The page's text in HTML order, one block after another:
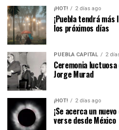
¡HOT! 2 días ago
¡Puebla tendrá
los próximos días
PUEBLA CAPITAL 2
Ceremonia
Jorge Murad
¡HOT! 2 días ago
¡Se acerca un
verse desde México